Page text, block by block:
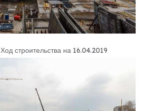
Ход строительства на 16.04.2019